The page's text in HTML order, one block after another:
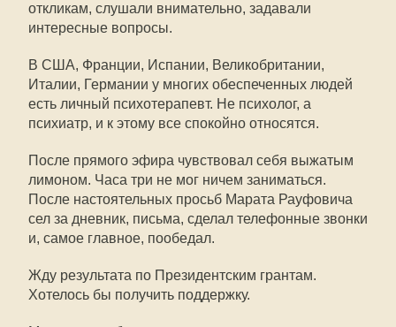
откликам, слушали внимательно, задавали
интересные вопросы.
В США, Франции, Испании, Великобритании,
Италии, Германии у многих обеспеченных людей
есть личный психотерапевт. Не психолог, а
психиатр, и к этому все спокойно относятся.
После прямого эфира чувствовал себя выжатым
лимоном. Часа три не мог ничем заниматься.
После настоятельных просьб Марата Рауфовича
сел за дневник, письма, сделал телефонные звонки
и, самое главное, пообедал.
Жду результата по Президентским грантам.
Хотелось бы получить поддержку.